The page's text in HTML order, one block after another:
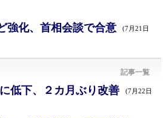
強化、首相会談で合意 (7月21日
記事一覧
低下、２カ月ぶり改善 (7月22日